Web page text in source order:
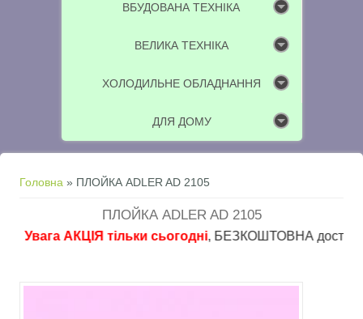
ВБУДОВАНА ТЕХНІКА
ВЕЛИКА ТЕХНІКА
ХОЛОДИЛЬНЕ ОБЛАДНАННЯ
ДЛЯ ДОМУ
Ви є тут
Головна » ПЛОЙКА ADLER AD 2105
ПЛОЙКА ADLER AD 2105
АКЦІЯ тільки сьогодні, БЕЗКОШТОВНА доставка в